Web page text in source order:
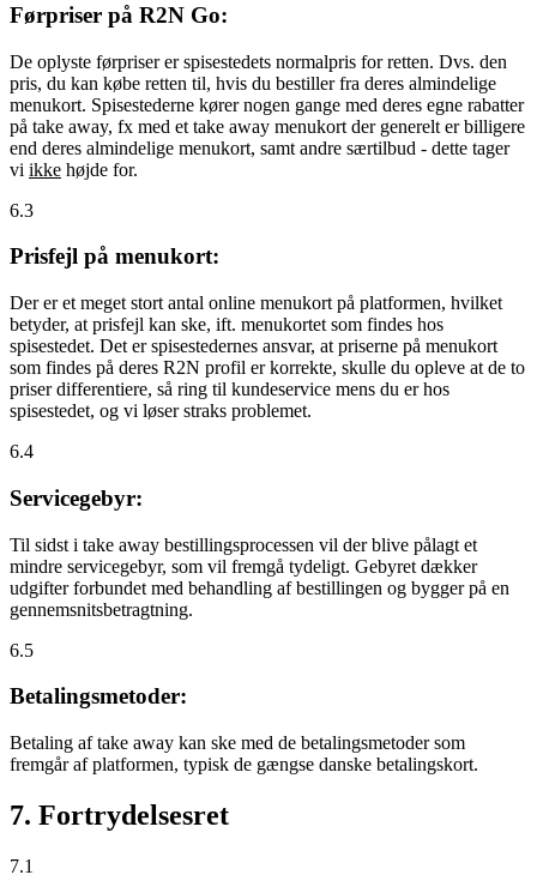
Førpriser på R2N Go:
De oplyste førpriser er spisestedets normalpris for retten. Dvs. den
pris, du kan købe retten til, hvis du bestiller fra deres almindelige
menukort. Spisestederne kører nogen gange med deres egne rabatter
på take away, fx med et take away menukort der generelt er billigere
end deres almindelige menukort, samt andre særtilbud - dette tager
vi ikke højde for.
6.3
Prisfejl på menukort:
Der er et meget stort antal online menukort på platformen, hvilket
betyder, at prisfejl kan ske, ift. menukortet som findes hos
spisestedet. Det er spisestedernes ansvar, at priserne på menukort
som findes på deres R2N profil er korrekte, skulle du opleve at de to
priser differentiere, så ring til kundeservice mens du er hos
spisestedet, og vi løser straks problemet.
6.4
Servicegebyr:
Til sidst i take away bestillingsprocessen vil der blive pålagt et
mindre servicegebyr, som vil fremgå tydeligt. Gebyret dækker
udgifter forbundet med behandling af bestillingen og bygger på en
gennemsnitsbetragtning.
6.5
Betalingsmetoder:
Betaling af take away kan ske med de betalingsmetoder som
fremgår af platformen, typisk de gængse danske betalingskort.
7. Fortrydelsesret
7.1